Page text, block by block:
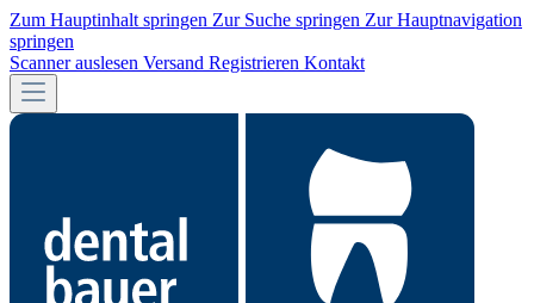
Zum Hauptinhalt springen Zur Suche springen Zur Hauptnavigation
springen
Scanner auslesen Versand Registrieren Kontakt